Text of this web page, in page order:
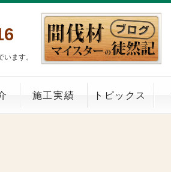
ます。
施工実績 トピックス